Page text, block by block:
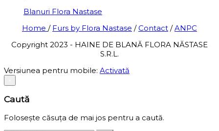
Blanuri Flora Nastase
Home / Furs by Flora Nastase /Contact /ANPC
Copyright 2023 - HAINE DE BLANĂ FLORA NĂSTASE
S.R.L.
Versiunea pentru mobile: Activată
Caută
Folosește căsuța de mai jos pentru a caută.